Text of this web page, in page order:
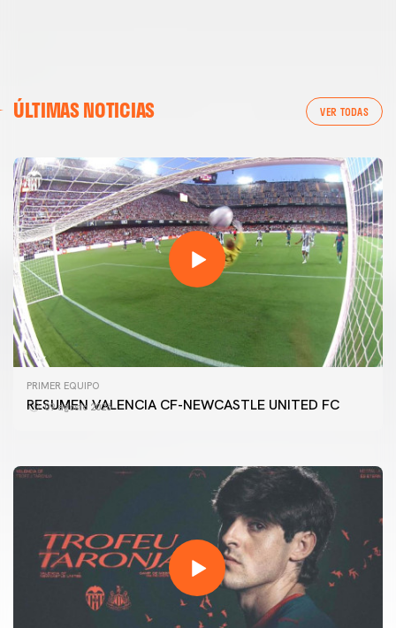
ÚLTIMAS NOTICIAS VER TODAS
PRIMER EQUIPO
RESUMEN VALENCIA CF-NEWCASTLE UNITED FC
09 agosto 2026
PRIMER EQUIPO
GALERÍA | VALENCIA CF - NEWCASTLE UNITED FC
54ª EDICIÓN TROFEU TARONJA